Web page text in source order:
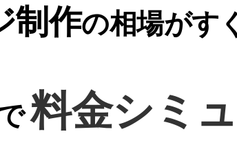
制作の相場がす
料金シミ